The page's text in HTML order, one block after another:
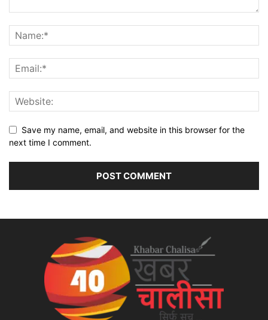
Save my name, email, and website in this browser for the
next time I comment.